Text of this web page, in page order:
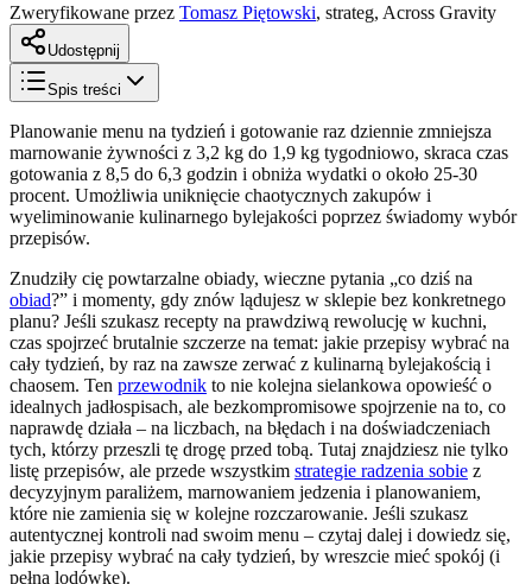
Zweryfikowane przez Tomasz Piętowski, strateg, Across Gravity
Udostępnij
Spis treści
Planowanie menu na tydzień i gotowanie raz dziennie zmniejsza
marnowanie żywności z 3,2 kg do 1,9 kg tygodniowo, skraca czas
gotowania z 8,5 do 6,3 godzin i obniża wydatki o około 25-30
procent. Umożliwia uniknięcie chaotycznych zakupów i
wyeliminowanie kulinarnego bylejakości poprzez świadomy wybór
przepisów.
Znudziły cię powtarzalne obiady, wieczne pytania „co dziś na
obiad?” i momenty, gdy znów lądujesz w sklepie bez konkretnego
planu? Jeśli szukasz recepty na prawdziwą rewolucję w kuchni,
czas spojrzeć brutalnie szczerze na temat: jakie przepisy wybrać na
cały tydzień, by raz na zawsze zerwać z kulinarną bylejakością i
chaosem. Ten przewodnik to nie kolejna sielankowa opowieść o
idealnych jadłospisach, ale bezkompromisowe spojrzenie na to, co
naprawdę działa – na liczbach, na błędach i na doświadczeniach
tych, którzy przeszli tę drogę przed tobą. Tutaj znajdziesz nie tylko
listę przepisów, ale przede wszystkim strategie radzenia sobie z
decyzyjnym paraliżem, marnowaniem jedzenia i planowaniem,
które nie zamienia się w kolejne rozczarowanie. Jeśli szukasz
autentycznej kontroli nad swoim menu – czytaj dalej i dowiedz się,
jakie przepisy wybrać na cały tydzień, by wreszcie mieć spokój (i
pełną lodówkę).